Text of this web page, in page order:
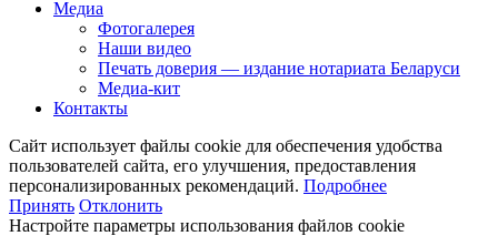
Медиа
Фотогалерея
Наши видео
Печать доверия — издание нотариата Беларуси
Медиа-кит
Контакты
Сайт использует файлы cookie для обеспечения удобства
пользователей сайта, его улучшения, предоставления
персонализированных рекомендаций. Подробнее
Принять Отклонить
Настройте параметры использования файлов cookie